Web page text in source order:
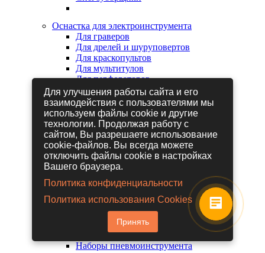
Оснастка для электроинструмента
Для граверов
Для дрелей и шуруповертов
Для краскопультов
Для мультитулов
Для перфораторов
Для сабельных пил
Для строительных фенов
Для фрезеров
Для шлифовальных машин
Для электрических лобзиков
Для электрических ножниц
Для электрических пил
Для электрических рубанков
Гайковерты пневматические
Дрели пневматические
Другие пневмоинструменты
Заклепочники пневматические
Наборы пневмоинструмента
Для улучшения работы сайта и его
взаимодействия с пользователями мы
используем файлы cookie и другие
технологии. Продолжая работу с
сайтом, Вы разрешаете использование
cookie-файлов. Вы всегда можете
отключить файлы cookie в настройках
Вашего браузера.
Политика конфиденциальности
Политика использования Cookies
Принять